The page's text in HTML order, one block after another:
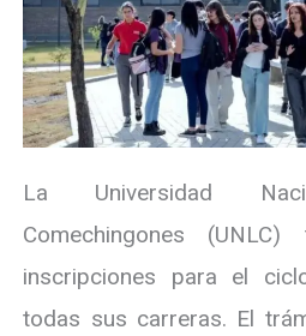
La Universidad
Comechingones
inscripciones para el
todas sus carreras. El